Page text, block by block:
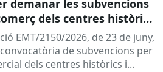
demanar les subvencions
dels centres històrics
Catalunya
EMT/2150/2026, de 23 de juny,
de subvencions per
dels centres històrics i...